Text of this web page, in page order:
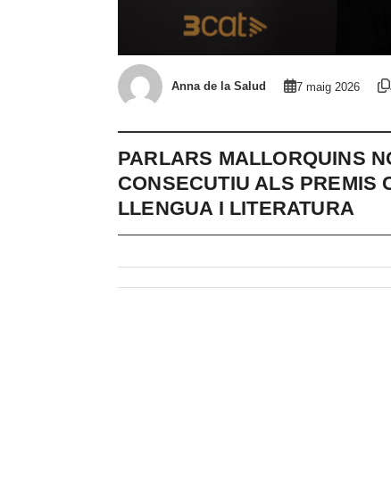
Anna de la Salud 7 maig 2026
PARLARS MALLORQUINS
CONSECUTIU ALS PREMIS
LLENGUA I LITERATURA